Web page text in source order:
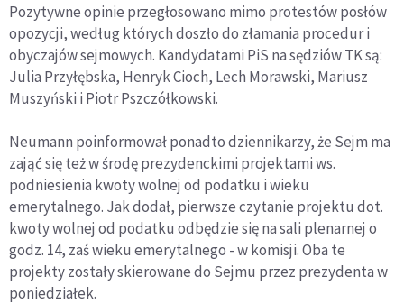
Pozytywne opinie przegłosowano mimo protestów posłów
opozycji, według których doszło do złamania procedur i
obyczajów sejmowych. Kandydatami PiS na sędziów TK są:
Julia Przyłębska, Henryk Cioch, Lech Morawski, Mariusz
Muszyński i Piotr Pszczółkowski.
Neumann poinformował ponadto dziennikarzy, że Sejm ma
zająć się też w środę prezydenckimi projektami ws.
podniesienia kwoty wolnej od podatku i wieku
emerytalnego. Jak dodał, pierwsze czytanie projektu dot.
kwoty wolnej od podatku odbędzie się na sali plenarnej o
godz. 14, zaś wieku emerytalnego - w komisji. Oba te
projekty zostały skierowane do Sejmu przez prezydenta w
poniedziałek.